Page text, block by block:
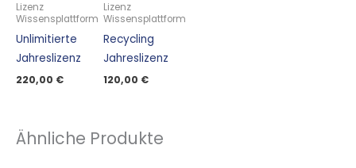
Lizenz
Wissensplattform
Unlimitierte
Jahreslizenz
220,00 €
Lizenz
Wissensplattform
Recycling
Jahreslizenz
120,00 €
Ähnliche Produkte